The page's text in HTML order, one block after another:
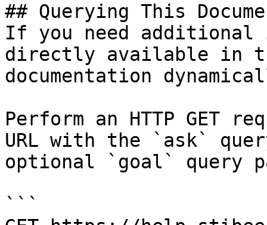
## Querying This
If you need
directly available in
documentation
Perform an HTTP GET
URL with the `ask`
optional `goal` query
```